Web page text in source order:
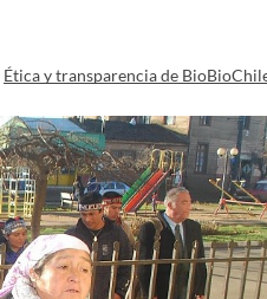
Ética y transparencia de